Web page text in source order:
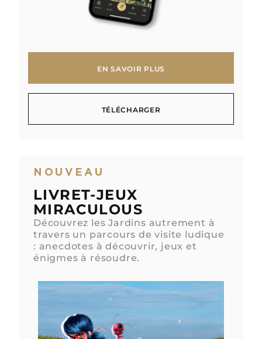
EN SAVOIR PLUS
TÉLÉCHARGER
NOUVEAU
LIVRET-JEUX
MIRACULOUS
Découvrez les Jardins autrement à
travers un parcours de visite ludique
: anecdotes à découvrir, jeux et
énigmes à résoudre.